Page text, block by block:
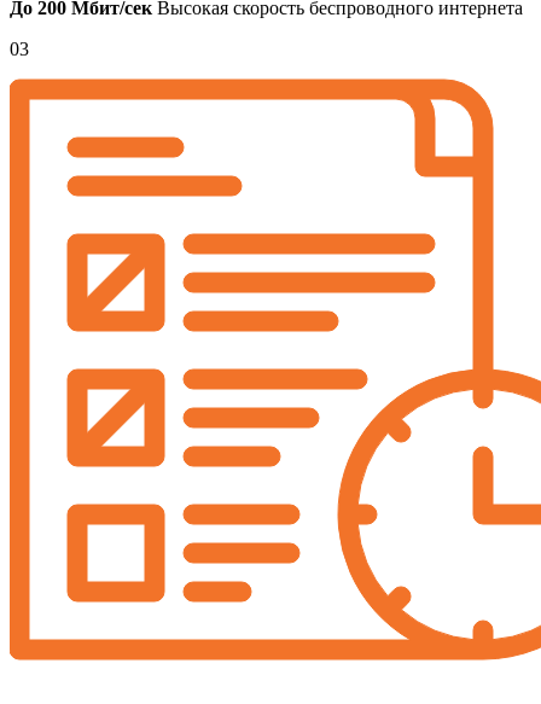
До 200 Мбит/сек Высокая скорость беспроводного интернета
03